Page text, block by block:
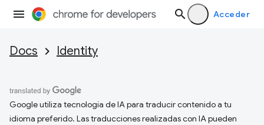
Acceder
Docs Identity
Google utiliza tecnología de IA para traducir contenido a tu
idioma preferido. Las traducciones realizadas con IA pueden